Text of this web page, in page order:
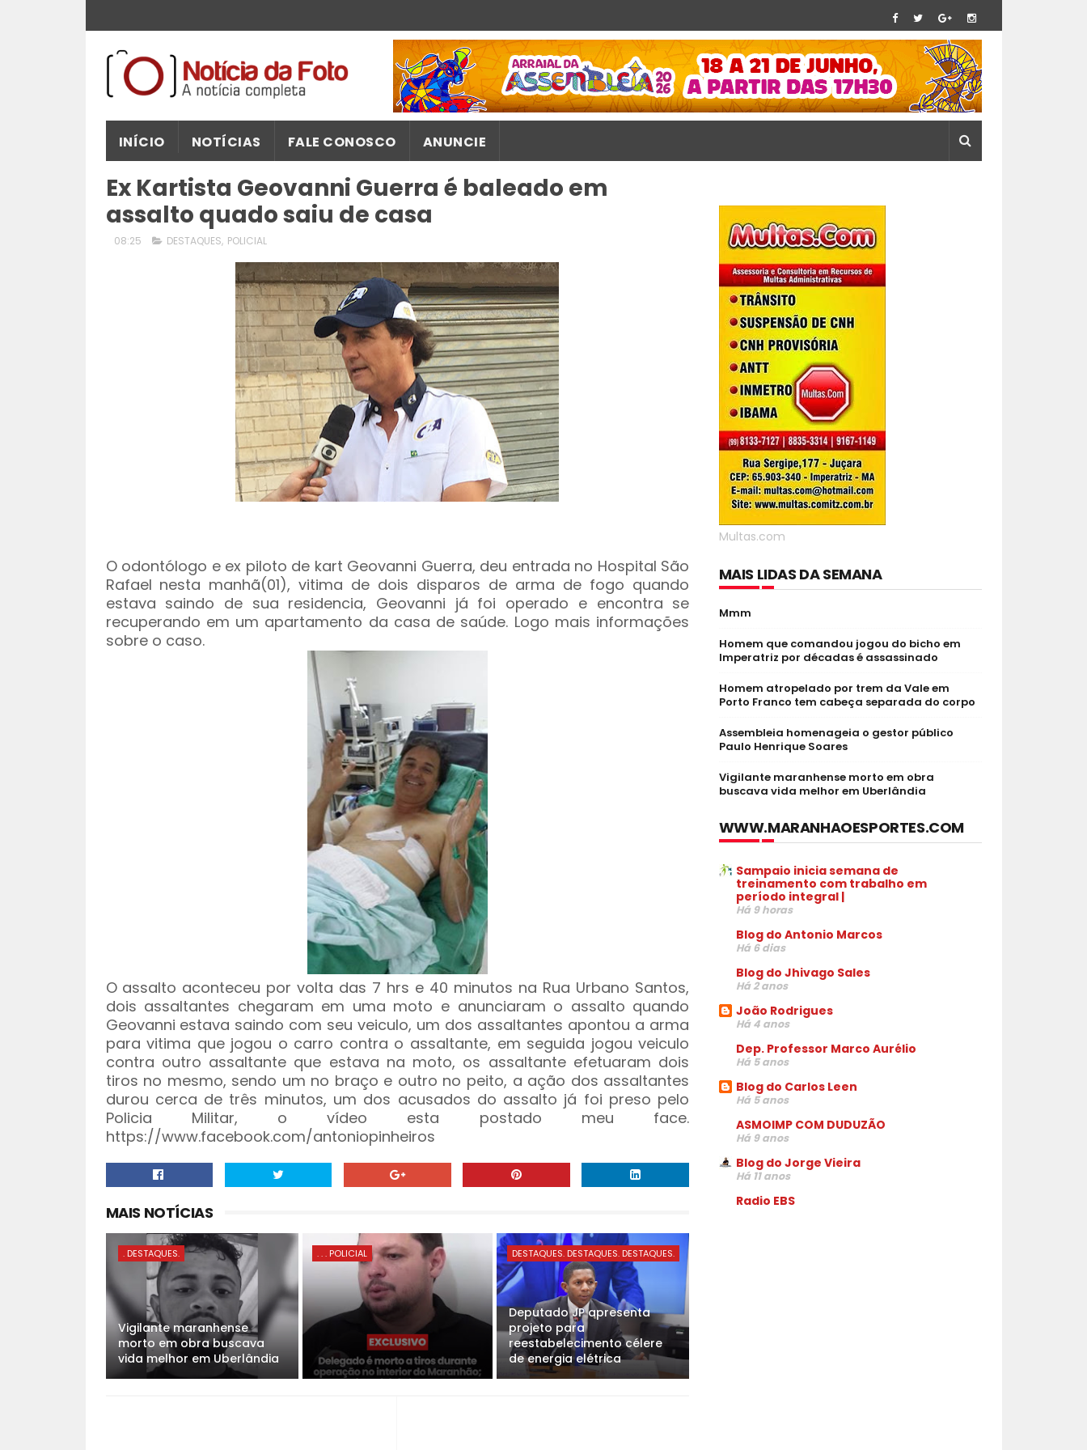
INÍCIO NOTÍCIAS FALE CONOSCO ANUNCIE
Ex Kartista Geovanni Guerra é baleado em
assalto quado saiu de casa
08:25 DESTAQUES, POLICIAL
O odontólogo e ex piloto de kart Geovanni Guerra, deu entrada no Hospital São
Rafael nesta manhã(01), vitima de dois disparos de arma de fogo quando
estava saindo de sua residencia, Geovanni já foi operado e encontra se
recuperando em um apartamento da casa de saúde. Logo mais informações
sobre o caso.
O assalto aconteceu por volta das 7 hrs e 40 minutos na Rua Urbano Santos,
dois assaltantes chegaram em uma moto e anunciaram o assalto quando
Geovanni estava saindo com seu veiculo, um dos assaltantes apontou a arma
para vitima que jogou o carro contra o assaltante, em seguida jogou veiculo
contra outro assaltante que estava na moto, os assaltante efetuaram dois
tiros no mesmo, sendo um no braço e outro no peito, a ação dos assaltantes
durou cerca de três minutos, um dos acusados do assalto já foi preso pelo
Policia Militar, o vídeo esta postado meu face.
https://www.facebook.com/antoniopinheiros
MAIS NOTÍCIAS
. DESTAQUES.
Vigilante maranhense
morto em obra buscava
vida melhor em Uberlândia
. . . POLICIAL DESTAQUES. DESTAQUES. DESTAQUES.
Deputado JP apresenta
projeto para
reestabelecimento célere
de energia elétrica
Multas.com
MAIS LIDAS DA SEMANA
Mmm
Homem que comandou jogou do bicho em
Imperatriz por décadas é assassinado
Homem atropelado por trem da Vale em
Porto Franco tem cabeça separada do corpo
Assembleia homenageia o gestor público
Paulo Henrique Soares
Vigilante maranhense morto em obra
buscava vida melhor em Uberlândia
WWW.MARANHAOESPORTES.COM
Sampaio inicia semana de
treinamento com trabalho em
período integral |
Há 9 horas
Blog do Antonio Marcos
Há 6 dias
Blog do Jhivago Sales
Há 2 anos
João Rodrigues
Há 4 anos
Dep. Professor Marco Aurélio
Há 5 anos
Blog do Carlos Leen
Há 5 anos
ASMOIMP COM DUDUZÃO
Há 9 anos
Blog do Jorge Vieira
Há 11 anos
Radio EBS